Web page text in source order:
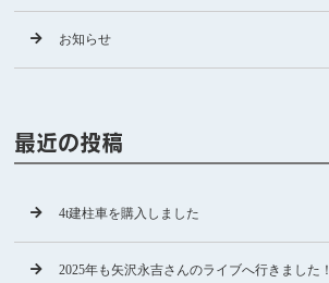
お知らせ
最近の投稿
4t建柱車を購入しました
2025年も矢沢永吉さんのライブへ行きました！